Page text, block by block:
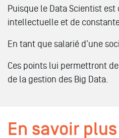
Puisque le Data Scientist
intellectuelle et de
En tant que salarié d’une
Ces points lui permettront
de la gestion des Big Data.
En savoir